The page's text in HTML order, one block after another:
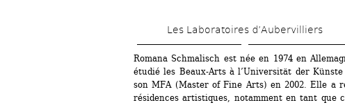
Les Laboratoires d’Aubervilliers
Romana Schmalisch est née en 1974 en
étudié les Beaux-Arts à l’Universität der
son MFA (Master of Fine Arts) en 2002. Elle a
résidences artistiques, notamment en tant que